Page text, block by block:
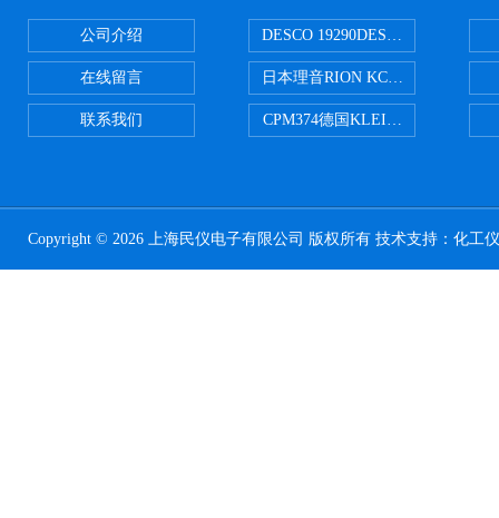
公司介绍
在线留言
联系我们
DESCO 19290DESCO 19290重锤
日本理音RION KC-51/KC-52便携
CPM374德国KLEINWAECHTER
Copyright © 2026 上海民仪电子有限公司 版权所有 技术支持： 化工